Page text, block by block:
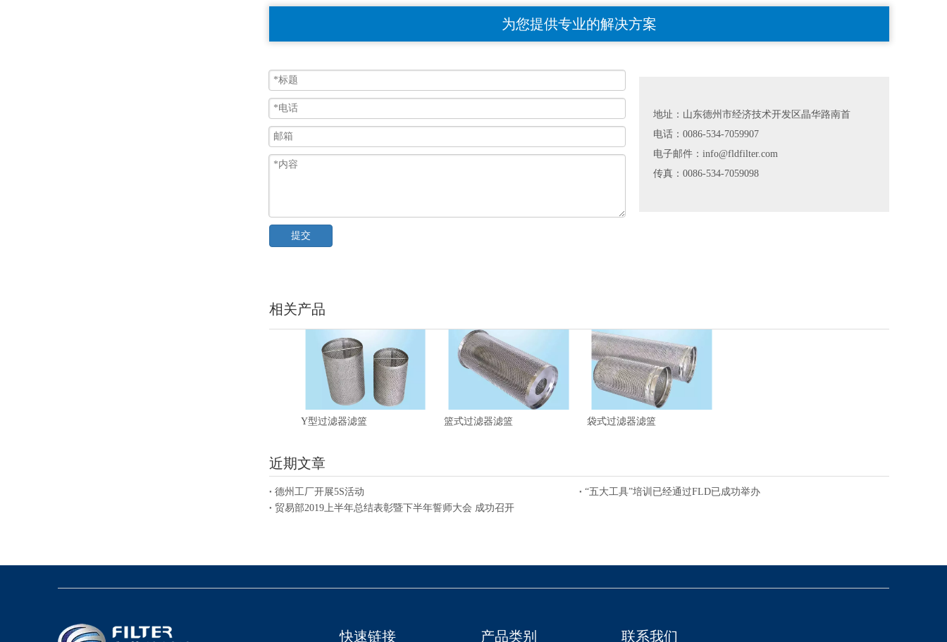
为您提供专业的解决方案
提交
地址：山东德州市经济技术开发区晶华路南首
电话：0086-534-7059907
电子邮件： info@fldfilter.com
传真：0086-534-7059098
相关产品
Y型过滤器滤篮 篮式过滤器滤篮 袋式过滤器滤篮
近期文章
德州工厂开展5S活动
“五大工具”培训已经通过FLD已成功举办
贸易部2019上半年总结表彰暨下半年誓师大会 成功召开
快速链接 产品类别 联系我们